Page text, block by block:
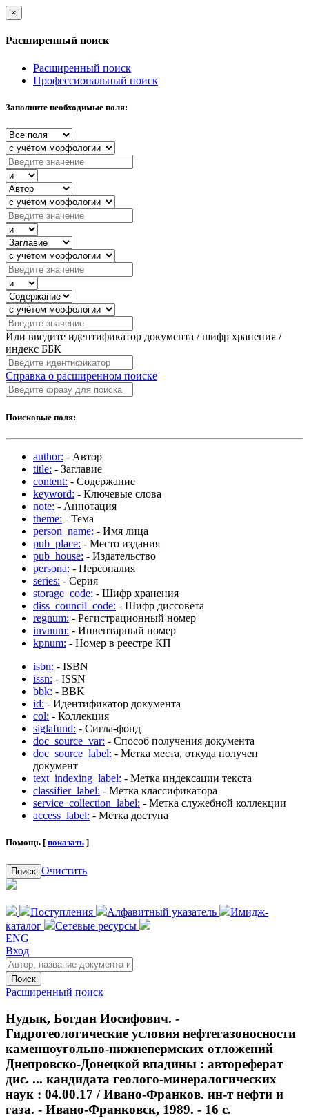
×
Расширенный поиск
Расширенный поиск
Профессиональный поиск
Заполните необходимые поля:
Или введите идентификатор документа / шифр хранения /
индекс ББК
Справка о расширенном поиске
Поисковые поля:
author: - Автор
title: - Заглавие
content: - Содержание
keyword: - Ключевые слова
note: - Аннотация
theme: - Тема
person_name: - Имя лица
pub_place: - Место издания
pub_house: - Издательство
persona: - Персоналия
series: - Серия
storage_code: - Шифр хранения
diss_council_code: - Шифр диссовета
regnum: - Регистрационный номер
invnum: - Инвентарный номер
kpnum: - Номер в реестре КП
isbn: - ISBN
issn: - ISSN
bbk: - BBK
id: - Идентификатор документа
col: - Коллекция
siglafund: - Сигла-фонд
doc_source_var: - Способ получения документа
doc_source_label: - Метка места, откуда получен
документ
text_indexing_label: - Метка индексации текста
classifier_label: - Метка классификатора
service_collection_label: - Метка служебной коллекции
access_label: - Метка доступа
Помощь [ показать ]
Поиск Очистить
Поступления Алфавитный указатель
Имидж-
каталог
Сетевые ресурсы
ENG
Вход
Поиск
Расширенный поиск
Нудык, Богдан Иосифович. -
Гидрогеологические условия нефтегазоносности
каменноугольно-нижнепермских отложений
Днепровско-Донецкой впадины : автореферат
дис. ... кандидата геолого-минералогических
наук : 04.00.17 / Ивано-Франков. ин-т нефти и
газа. - Ивано-Франковск, 1989. - 16 с.